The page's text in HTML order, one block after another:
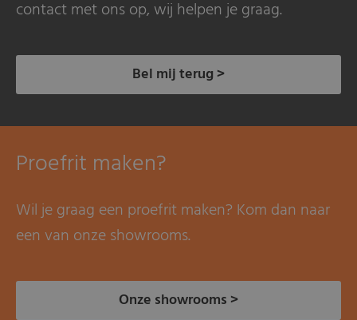
contact met ons op, wij helpen je graag.
Bel mij terug >
Proefrit maken?
Wil je graag een proefrit maken? Kom dan naar
een van onze showrooms.
Onze showrooms >